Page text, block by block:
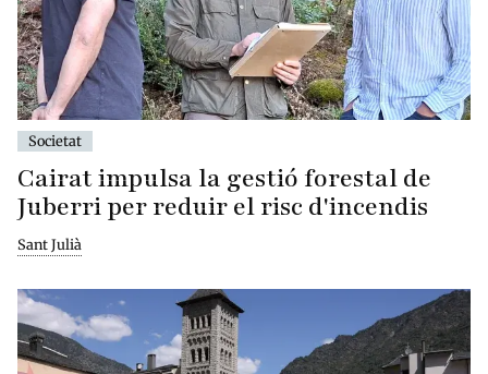
Societat
Cairat impulsa la gestió forestal de
Juberri per reduir el risc d'incendis
Sant Julià